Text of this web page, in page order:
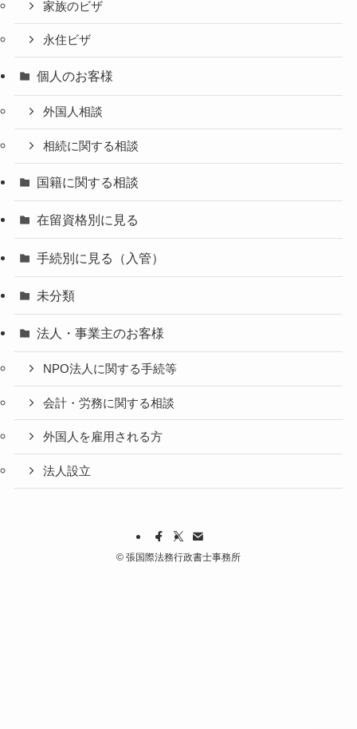
家族のビザ
永住ビザ
個人のお客様
外国人相談
相続に関する相談
国籍に関する相談
在留資格別に見る
手続別に見る（入管）
未分類
法人・事業主のお客様
NPO法人に関する手続等
会計・労務に関する相談
外国人を雇用される方
法人設立
© 張国際法務行政書士事務所